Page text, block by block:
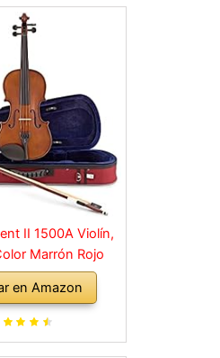
II 1500A Violín,
Marrón Rojo
en Amazon